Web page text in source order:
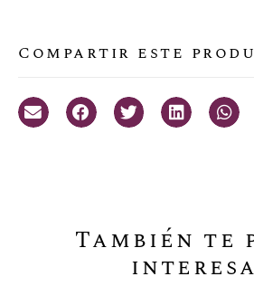
Compartir este
También te